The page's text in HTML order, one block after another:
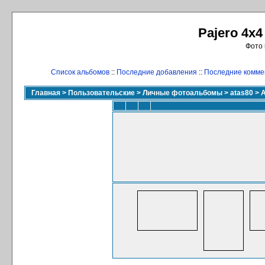
Pajero
Фото
Список альбомов :: Последние добавления :: Последние
Главная > Пользовательские > Личные фотоальбомы > atas80 >